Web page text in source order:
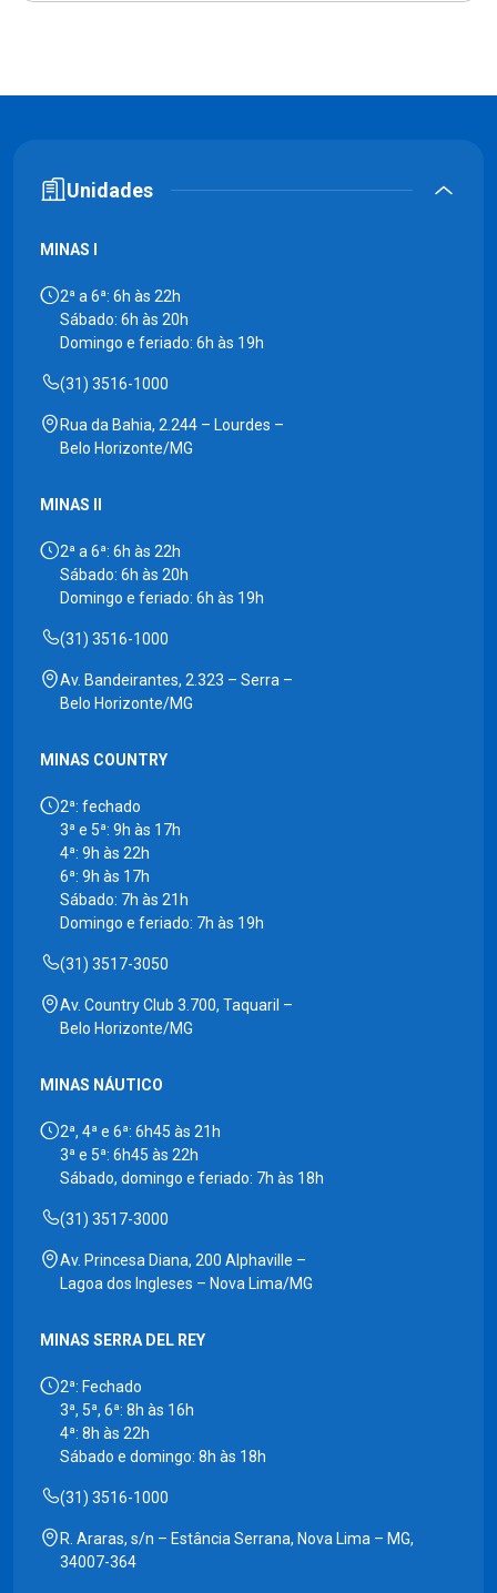
Unidades
MINAS I
2ª a 6ª: 6h às 22h
Sábado: 6h às 20h
Domingo e feriado: 6h às 19h
(31) 3516-1000
Rua da Bahia, 2.244 – Lourdes –
Belo Horizonte/MG
MINAS II
2ª a 6ª: 6h às 22h
Sábado: 6h às 20h
Domingo e feriado: 6h às 19h
(31) 3516-1000
Av. Bandeirantes, 2.323 – Serra –
Belo Horizonte/MG
MINAS COUNTRY
2ª: fechado
3ª e 5ª: 9h às 17h
4ª: 9h às 22h
6ª: 9h às 17h
Sábado: 7h às 21h
Domingo e feriado: 7h às 19h
(31) 3517-3050
Av. Country Club 3.700, Taquaril –
Belo Horizonte/MG
MINAS NÁUTICO
2ª, 4ª e 6ª: 6h45 às 21h
3ª e 5ª: 6h45 às 22h
Sábado, domingo e feriado: 7h às 18h
(31) 3517-3000
Av. Princesa Diana, 200 Alphaville –
Lagoa dos Ingleses – Nova Lima/MG
MINAS SERRA DEL REY
2ª: Fechado
3ª, 5ª, 6ª: 8h às 16h
4ª: 8h às 22h
Sábado e domingo: 8h às 18h
(31) 3516-1000
R. Araras, s/n – Estância Serrana, Nova Lima – MG,
34007-364